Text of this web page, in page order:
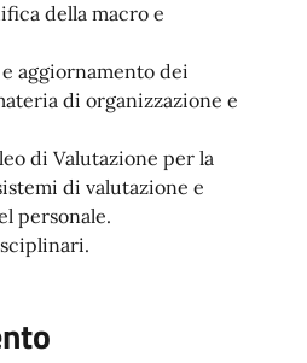
della macro e
aggiornamento dei
di organizzazione e
di Valutazione per la
di valutazione e
personale.